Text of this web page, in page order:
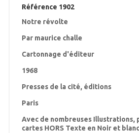
Référence 1902
Notre révolte
Par maurice challe
Cartonnage d'éditeur
1968
Presses de la cité, éditions
Paris
Avec de nombreuses Illustrations,
cartes HORS Texte en Noir et blanc